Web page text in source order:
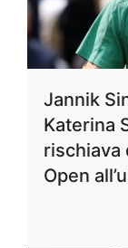
Jannik
Katerina
rischiava
Open